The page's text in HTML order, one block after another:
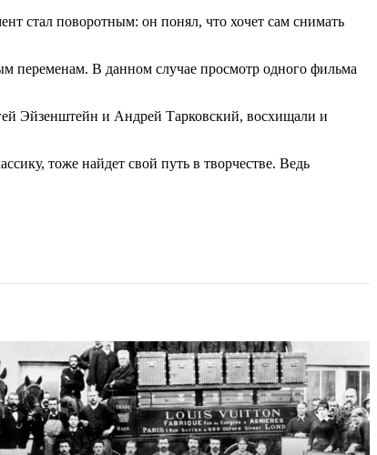
стал поворотным: он понял, что хочет сам снимать
переменам. В данном случае просмотр одного фильма
Эйзенштейн и Андрей Тарковский, восхищали и
тоже найдет свой путь в творчестве. Ведь